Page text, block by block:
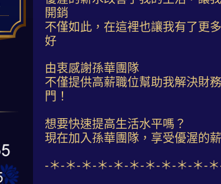
開銷
不僅如此，在這裡也讓我有了更
好
由衷感謝孫華團隊
不僅提供高薪職位幫助我解決財
門！
想要快速提高生活水平嗎？
現在加入孫華團隊，享受優渥的
-＊-＊-＊-＊-＊-＊-＊-＊-＊-＊-